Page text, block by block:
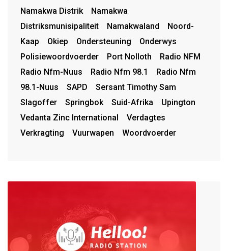
Namakwa Distrik
Namakwa
Distriksmunisipaliteit
Namakwaland
Noord-
Kaap
Okiep Ondersteuning
Onderwys
Polisiewoordvoerder
Port Nolloth
Radio NFM
Radio Nfm-Nuus
Radio Nfm 98.1
Radio Nfm
98.1-Nuus
SAPD
Sersant Timothy Sam
Slagoffer
Springbok Suid-Afrika
Upington
Vedanta Zinc International
Verdagtes
Verkragting
Vuurwapen Woordvoerder